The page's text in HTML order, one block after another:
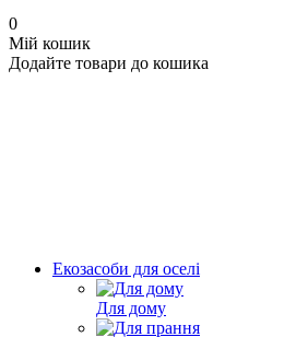
0
Мій кошик
Додайте товари до кошика
Екозасоби для оселі
Для дому